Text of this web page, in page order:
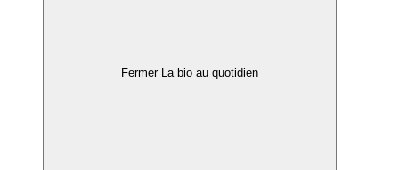
Fermer La bio au quotidien